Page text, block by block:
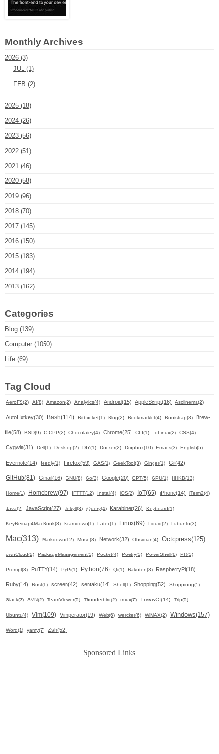
Monthly Archives
2026 (3)
JUL (1)
FEB (2)
2025 (18)
2024 (26)
2023 (56)
2022 (51)
2021 (46)
2020 (58)
2019 (96)
2018 (70)
2017 (145)
2016 (150)
2015 (183)
2014 (194)
2013 (162)
Categories
Blog (139)
Computer (1050)
Life (69)
Tag Cloud
AeroFS(2) AI(8) Amazon(2) Analytics(4) Android(15) AppleScript(16) Asciinema(2)
AutoHotkey(30) Bash(114) Bitbucket(1) Blog(2) Bookmarklet(4) Bootstrap(3) Brew-
file(58) BSD(9) C-CPP(2) Chocolatey(4) Chrome(25) CLI(1) coLinux(2) CSS(4)
Cygwin(31) Dell(1) Desktop(2) DIY(1) Docker(2) Dropbox(10) Emacs(3) English(5)
Evernote(14) feedly(1) Firefox(59) GAS(1) GeekTool(3) Ginger(1) Git(42)
GitHub(81) Gmail(16) GNU(8) Go(3) Google(20) GPT(5) GPU(1) HHKB(13)
Home(1) Homebrew(97) IFTTT(12) Install(4) iOS(2) IoT(65) iPhone(14) iTerm2(4)
Java(2) JavaScript(27) Jekyll(3) jQuery(4) Karabiner(26) Keyboard(1)
KeyRemap4MacBook(8) Kramdown(1) Latex(1) Linux(69) Liquid(2) Lubuntu(3)
Mac(313) Markdown(12) Music(8) Network(32) Obsidian(4) Octopress(125)
ownCloud(2) PackageManagement(3) Pocket(4) Poetry(3) PowerShell(8) PR(3)
Prompt(3) PuTTY(14) PyPi(1) Python(76) Qi(1) Rakuten(3) RaspberryPi(18)
Ruby(14) Rust(1) screen(42) sentaku(14) Shell(1) Shopping(52) Shoppiong(1)
Slack(3) SVN(2) TeamViewer(5) Thunderbird(2) tmux(7) TravisCI(14) Trip(5)
Ubuntu(4) Vim(109) Vimperator(19) Web(6) wercker(6) WiMAX(2) Windows(157)
Word(1) yamy(7) Zsh(52)
Sponsored Links